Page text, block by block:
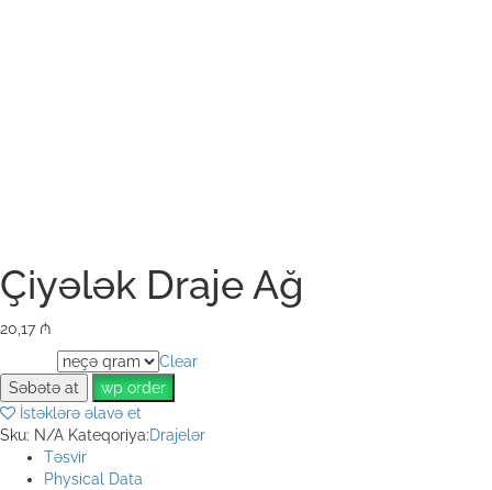
Çiyələk Draje Ağ
20,17 ₼
Clear
Səbətə at
wp order
İstəklərə əlavə et
Sku: N/A Kateqoriya:Drajelər
Təsvir
Physical Data